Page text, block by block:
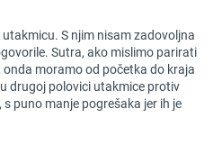
S njim nisam zadovoljna
Sutra, ako mislimo parirati
moramo od početka do kraja
drugoj polovici utakmice protiv
puno manje pogrešaka jer ih je